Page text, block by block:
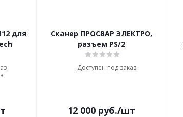
для
Сканер ПРОСВАР ЭЛЕКТРО,
разъем PS/2
Доступен под заказ
12 000 руб./шт